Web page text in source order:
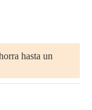
hasta un